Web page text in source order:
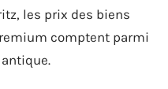
les prix des biens
comptent parmi